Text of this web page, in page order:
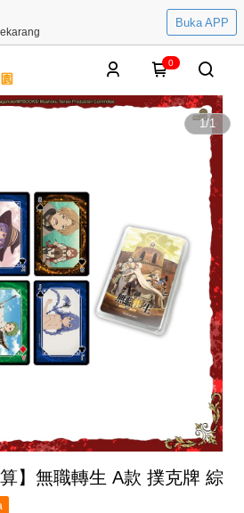
Buka APP
0
1/1
】無職轉生 A款 撲克牌 綜